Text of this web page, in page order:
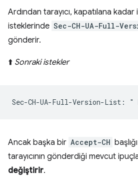
Ardından tarayıcı, kapatılana
isteklerinde Sec-CH-UA-Full-
gönderir.
⬆️ Sonraki istekler
Ancak başka bir Accept-CH
tarayıcının gönderdiği mevcut
değiştirir.